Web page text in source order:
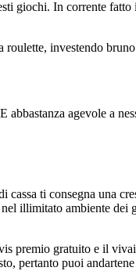
giochi. In corrente
investendo
agevole a
ti consegna una
illimitato ambiente dei
premio gratuito e il
pertanto puoi